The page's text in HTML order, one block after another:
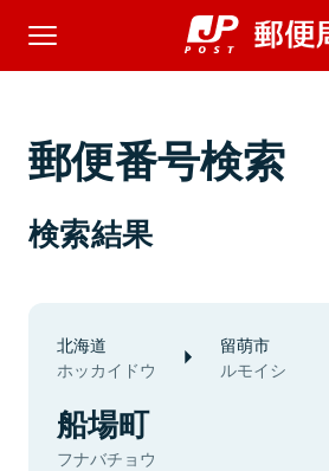
郵便番号検索
検索結果
北海道
ホッカイドウ
留萌市
ルモイシ
船場町
フナバチョウ